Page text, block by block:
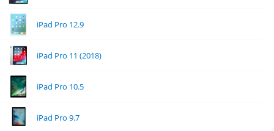
iPad Pro 12.9
iPad Pro 11 (2018)
iPad Pro 10.5
iPad Pro 9.7